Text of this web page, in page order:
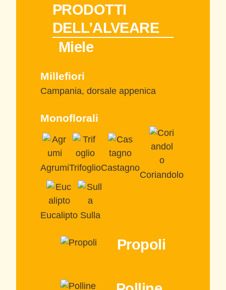
PRODOTTI
DELL’ALVEARE
Miele
Millefiori
Campania, dorsale appenica
Monoflorali
AgrumiTrifoglioCastagno
Coriandolo
Eucalipto Sulla
Propoli